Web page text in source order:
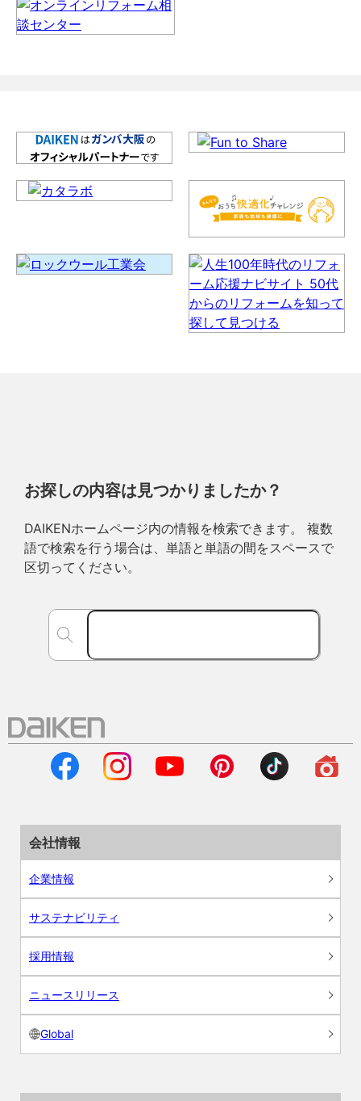
お探しの内容は見つかりましたか？
DAIKENホームページ内の情報を検索できます。 複数
語で検索を行う場合は、単語と単語の間をスペースで
区切ってください。
会社情報
企業情報
サステナビリティ
採用情報
ニュースリリース
Global